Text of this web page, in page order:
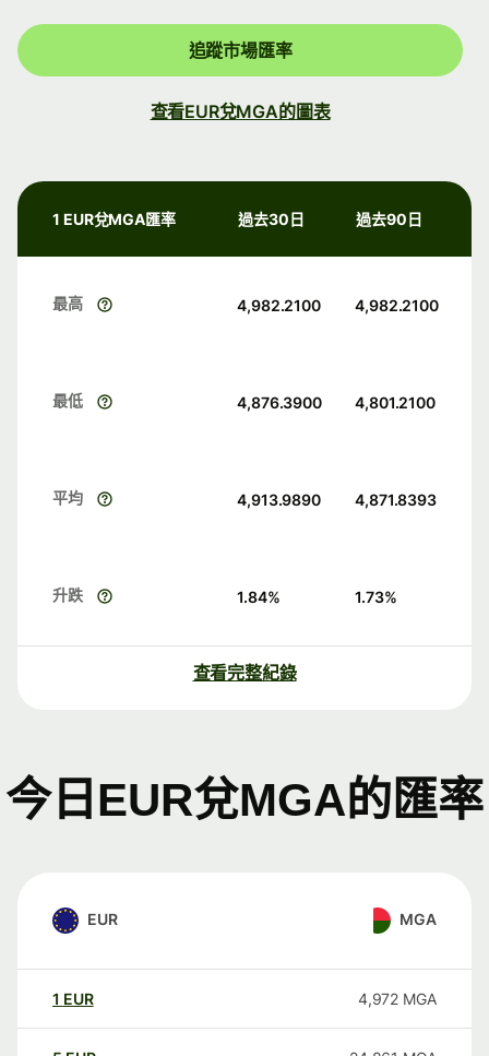
追蹤市場匯率
查看EUR兌MGA的圖表
1 EUR兌MGA匯率 過去30日 過去90日
最高 4,982.2100 4,982.2100
最低 4,876.3900 4,801.2100
平均 4,913.9890 4,871.8393
升跌 1.84% 1.73%
查看完整紀錄
今日EUR兌MGA的匯率
EUR MGA
1 EUR 4,972 MGA